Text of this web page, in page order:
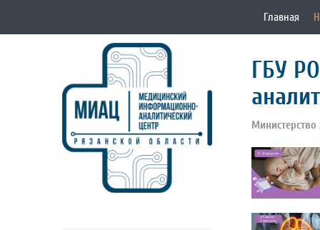
Главная
ГБУ